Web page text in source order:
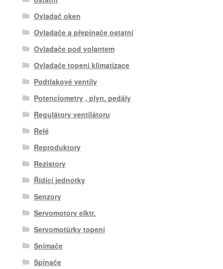
Ovladač oken
Ovladače a přepínače ostatní
Ovladače pod volantem
Ovladače topení klimatizace
Podtlakové ventily
Potenciometry , plyn. pedály
Regulátory ventilátoru
Relé
Reproduktory
Rezistory
Řídící jednotky
Senzory
Servomotory elktr.
Servomotůrky topení
Snímače
Spínače